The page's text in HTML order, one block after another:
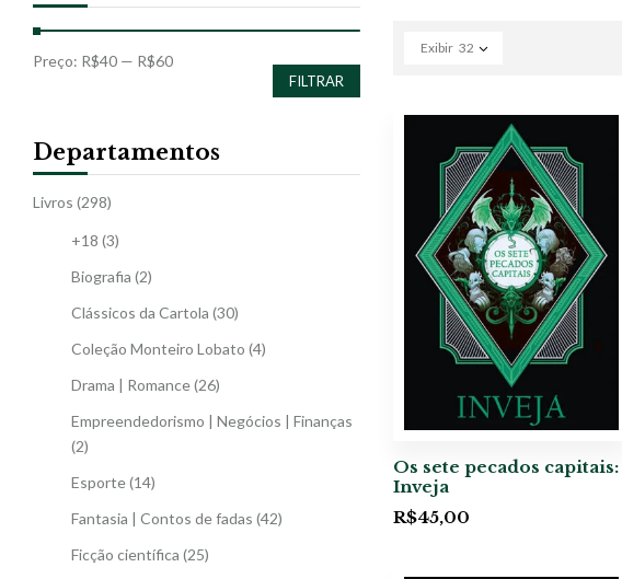
FILTRAR
Preço: R$40 — R$60
Departamentos
Livros (298)
+18 (3)
Biografia (2)
Clássicos da Cartola (30)
Coleção Monteiro Lobato (4)
Drama | Romance(26)
Empreendedorismo | Negócios | Finanças
(2)
Esporte(14)
Fantasia | Contos de fadas (42)
Ficção científica (25)
Exibir 32
Os sete pecados capitais:
Inveja
R$45,00